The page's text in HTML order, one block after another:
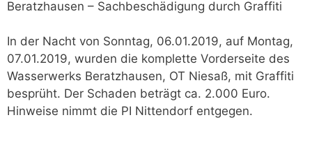
Beratzhausen – Sachbeschädigung durch Graffiti
In der Nacht von Sonntag, 06.01.2019, auf Montag,
07.01.2019, wurden die komplette Vorderseite des
Wasserwerks Beratzhausen, OT Niesaß, mit Graffiti
besprüht. Der Schaden beträgt ca. 2.000 Euro.
Hinweise nimmt die PI Nittendorf entgegen.